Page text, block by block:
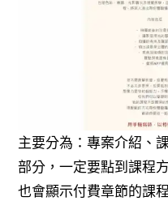
主要分為：專案介紹、
部分，一定要點到課程
也會顯示付費章節的課